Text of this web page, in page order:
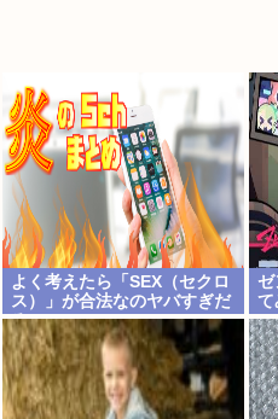
よく考えたら「SEX（セクロ
ス）」が合法なのヤバすぎだ
ろ
ゼ
て